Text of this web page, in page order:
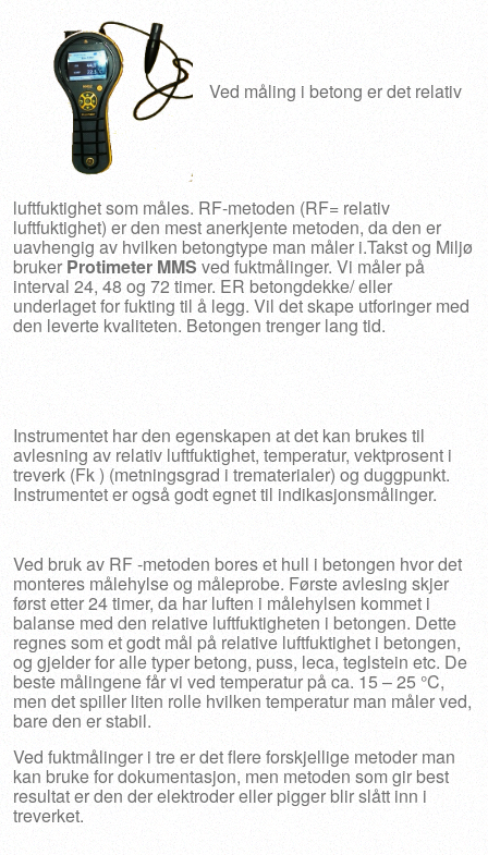
Ved måling i betong er det relativ
luftfuktighet som måles. RF-metoden (RF= relativ
luftfuktighet) er den mest anerkjente metoden, da den er
uavhengig av hvilken betongtype man måler i.Takst og Miljø
brukerProtimeter MMS ved fuktmålinger. Vi måler på
interval 24, 48 og 72 timer. ER betongdekke/ eller
underlaget for fukting til å legg. Vil det skape utforinger med
den leverte kvaliteten. Betongen trenger lang tid.
Instrumentet har den egenskapen at det kan brukes til
avlesning av relativ luftfuktighet, temperatur, vektprosent i
treverk (Fk ) (metningsgrad i trematerialer) og duggpunkt.
Instrumentet er også godt egnet til indikasjonsmålinger.
Ved bruk av RF -metoden bores et hull i betongen hvor det
monteres målehylse og måleprobe. Første avlesing skjer
først etter 24 timer, da har luften i målehylsen kommet i
balanse med den relative luftfuktigheten i betongen. Dette
regnes som et godt mål på relative luftfuktighet i betongen,
og gjelder for alle typer betong, puss, leca, teglstein etc. De
beste målingene får vi ved temperatur påca. 15 – 25 °C,
men det spiller liten rolle hvilken temperatur man måler ved,
bare den er stabil.
Ved fuktmålinger i tre er det flere forskjellige metoder man
kan bruke for dokumentasjon, men metoden som gir best
resultat er den der elektroder eller pigger blir slått inn i
treverket.